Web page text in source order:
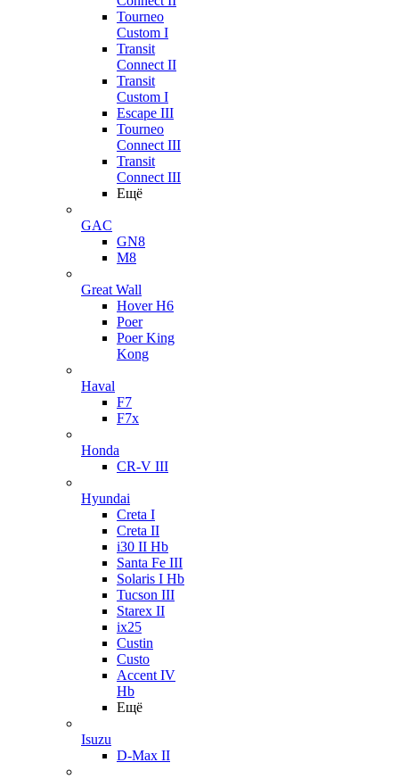
Tourneo
Custom I
Transit
Connect II
Transit
Custom I
Escape III
Tourneo
Connect III
Transit
Connect III
Ещё
GAC
GN8
M8
Great Wall
Hover H6
Poer
Poer King
Kong
Haval
F7
F7x
Honda
CR-V III
Hyundai
Creta I
Creta II
i30 II Hb
Santa Fe III
Solaris I Hb
Tucson III
Starex II
ix25
Custin
Custo
Accent IV
Hb
Ещё
Isuzu
D-Max II